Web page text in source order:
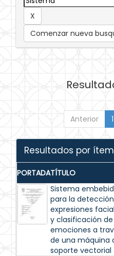
Comenzar nueva
Anterior 1
Resultados por
PORTADATÍTULO
Sistema
para la
expresiones
y clasificación de
emociones a
de una máquina
soporte vectorial